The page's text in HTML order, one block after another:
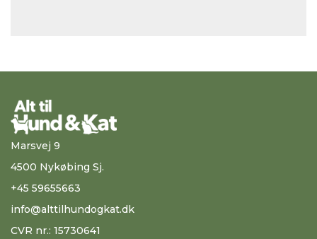
Marsvej 9
4500 Nykøbing Sj.
+45 59655663
info@alttilhundogkat.dk
CVR nr.: 15730641